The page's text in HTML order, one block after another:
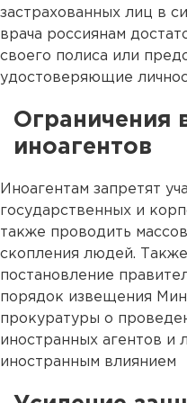
застрахованных лиц в
врача россиянам
своего полиса или
удостоверяющие
Ограничения
иноагентов
Иноагентам запретят
государственных и
также проводить
скопления людей.
постановление
порядок извещения
прокуратуры о
иностранных агентов и
иностранным влиянием